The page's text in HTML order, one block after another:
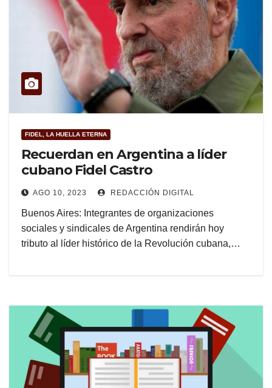
FIDEL, LA HUELLA ETERNA
Recuerdan en Argentina a líder
cubano Fidel Castro
AGO 10, 2023 REDACCIÓN DIGITAL
Buenos Aires: Integrantes de organizaciones
sociales y sindicales de Argentina rendirán hoy
tributo al líder histórico de la Revolución cubana,…